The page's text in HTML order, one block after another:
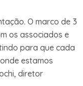
O marco de 3
os associados e
para que cada
estamos
diretor